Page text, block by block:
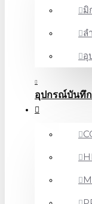
มิ
ล
อุ
อุปกรณ์บันทึก